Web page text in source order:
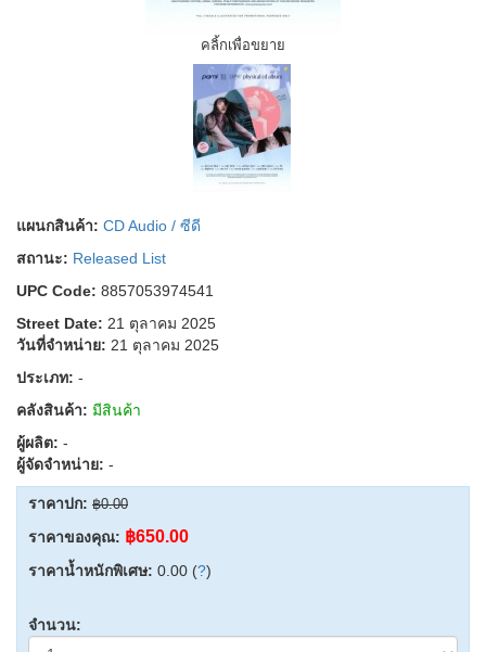
คลิ้กเพื่อขยาย
แผนกสินค้า: CD Audio / ซีดี
สถานะ: Released List
UPC Code: 8857053974541
Street Date: 21 ตุลาคม 2025
วันที่จำหน่าย: 21 ตุลาคม 2025
ประเภท: -
คลังสินค้า: มีสินค้า
ผู้ผลิต: -
ผู้จัดจำหน่าย: -
ราคาปก: ฿0.00
ราคาของคุณ: ฿650.00
ราคาน้ำหนักพิเศษ: 0.00 (?)
จำนวน: